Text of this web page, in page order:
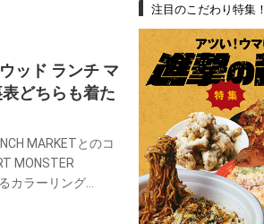
ッド ランチ マ
どちらも着た
MARKETとのコ
MONSTER
カラーリング…
注目のこだわり特集！